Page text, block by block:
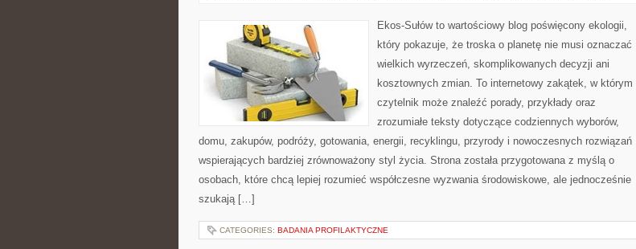
ŚRODOWISKA
Ekos-Sułów to wartościowy blog poświęcony ekologii,
który pokazuje, że troska o planetę nie musi oznaczać
wielkich wyrzeczeń, skomplikowanych decyzji ani
kosztownych zmian. To internetowy zakątek, w którym
czytelnik może znaleźć porady, przykłady oraz
zrozumiałe teksty dotyczące codziennych wyborów,
domu, zakupów, podróży, gotowania, energii, recyklingu, przyrody i nowoczesnych rozwiązań
wspierających bardziej zrównoważony styl życia. Strona została przygotowana z myślą o
osobach, które chcą lepiej rozumieć współczesne wyzwania środowiskowe, ale jednocześnie
szukają […]
CATEGORIES: BADANIA PROFILAKTYCZNE